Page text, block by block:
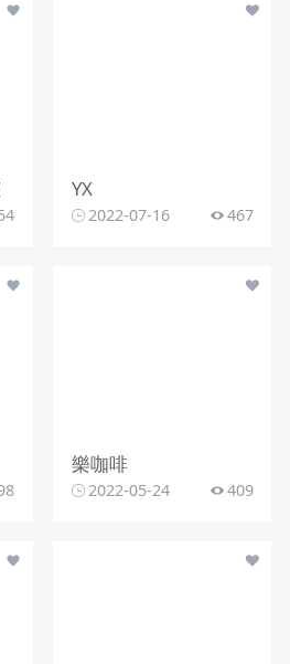
YX
2022-07-16 467
樂咖啡
2022-05-24 409